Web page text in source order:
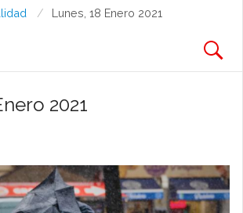
Lunes, 18 Enero 2021
2021